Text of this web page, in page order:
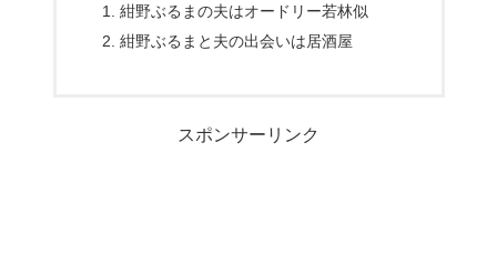
紺野ぶるまの夫はオードリー若林似
紺野ぶるまと夫の出会いは居酒屋
スポンサーリンク